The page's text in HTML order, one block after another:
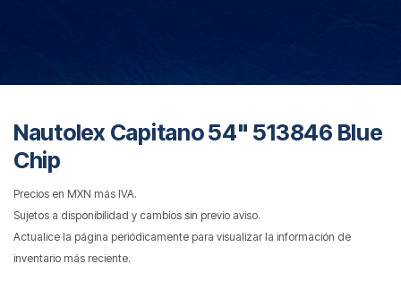
Nautolex Capitano 54" 513846 Blue
Chip
Precios en MXN más IVA.
Sujetos a disponibilidad y cambios sin previo aviso.
Actualice la página periódicamente para visualizar la información de
inventario más reciente.